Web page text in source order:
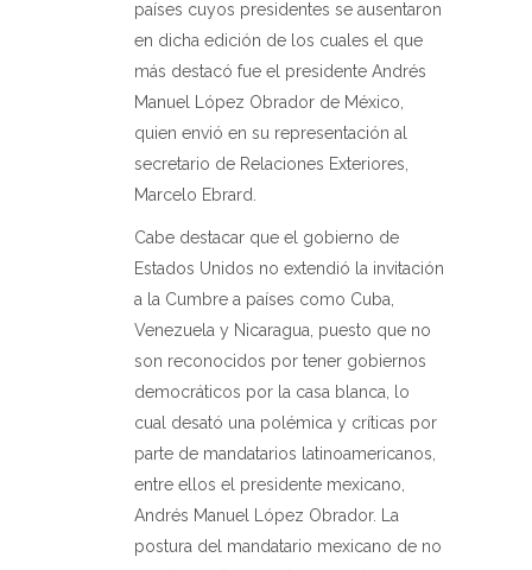
países cuyos presidentes se ausentaron
en dicha edición de los cuales el que
más destacó fue el presidente Andrés
Manuel López Obrador de México,
quien envió en su representación al
secretario de Relaciones Exteriores,
Marcelo Ebrard.
Cabe destacar que el gobierno de
Estados Unidos no extendió la invitación
a la Cumbre a países como Cuba,
Venezuela y Nicaragua, puesto que no
son reconocidos por tener gobiernos
democráticos por la casa blanca, lo
cual desató una polémica y críticas por
parte de mandatarios latinoamericanos,
entre ellos el presidente mexicano,
Andrés Manuel López Obrador. La
postura del mandatario mexicano de no